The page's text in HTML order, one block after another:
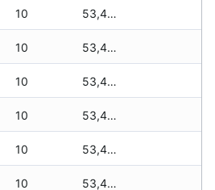
10 53,445 zł
10 53,445 zł
10 53,445 zł
10 53,445 zł
10 53,445 zł
10 53,430 zł